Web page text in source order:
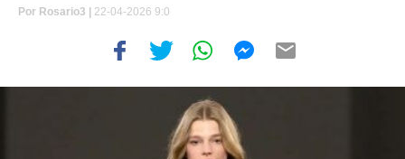
Por Rosario3 | 22-04-2026 9:0